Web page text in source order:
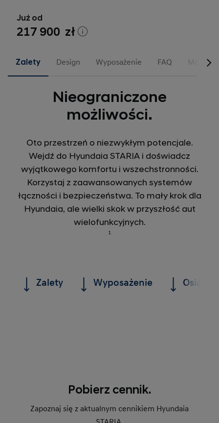
Już od
217 900 zł
Zalety Design Wyposażenie FAQ
Nieograniczone
możliwości.
Oto przestrzeń o niezwykłym potencjale.
Wejdź do Hyundaia STARIA i doświadcz
wyjątkowego komfortu i wszechstronności.
Korzystaj z zaawansowanych systemów
łączności i bezpieczeństwa. To mały krok dla
Hyundaia, ale wielki skok w przyszłość aut
wielofunkcyjnych.
1
Zalety Wyposażenie Osiągi
Pobierz cennik.
Zapoznaj się z aktualnym cennikiem Hyundaia